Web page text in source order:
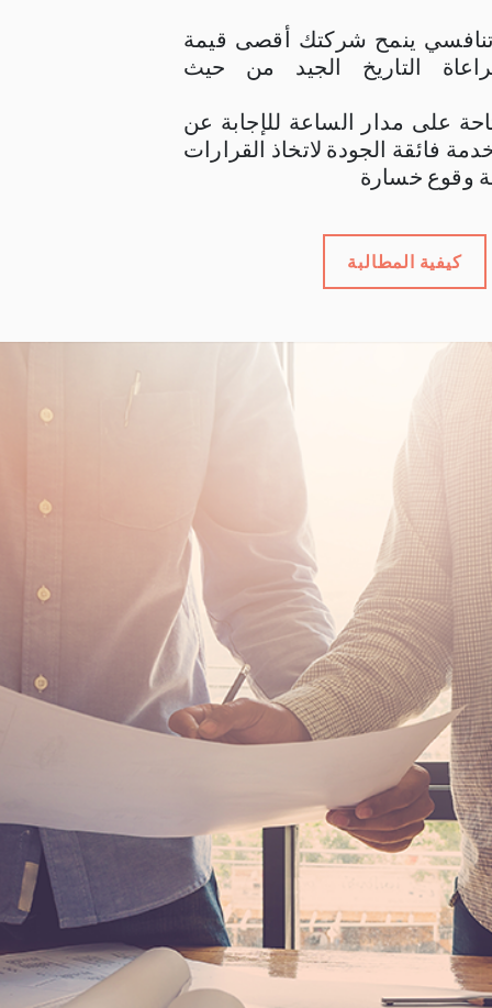
ينمح شركتك أقصى قيمة
التاريخ الجيد من حيث
على مدار الساعة للإجابة عن
فائقة الجودة لاتخاذ القرارات
وقوع خسارة
كيفية المطالبة